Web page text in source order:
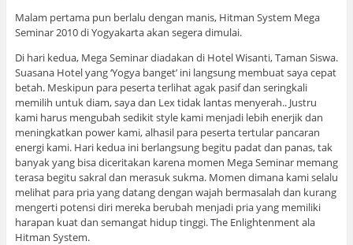
Malam pertama pun berlalu dengan manis, Hitman System Mega
Seminar 2010 di Yogyakarta akan segera dimulai.
Di hari kedua, Mega Seminar diadakan di Hotel Wisanti, Taman Siswa.
Suasana Hotel yang ‘Yogya banget’ ini langsung membuat saya cepat
betah. Meskipun para peserta terlihat agak pasif dan seringkali
memilih untuk diam, saya dan Lex tidak lantas menyerah.. Justru
kami harus mengubah sedikit style kami menjadi lebih enerjik dan
meningkatkan power kami, alhasil para peserta tertular pancaran
energi kami. Hari kedua ini berlangsung begitu padat dan panas, tak
banyak yang bisa diceritakan karena momen Mega Seminar memang
terasa begitu sakral dan merasuk sukma. Momen dimana kami selalu
melihat para pria yang datang dengan wajah bermasalah dan kurang
mengerti potensi diri mereka berubah menjadi pria yang memiliki
harapan kuat dan semangat hidup tinggi. The Enlightenment ala
Hitman System.